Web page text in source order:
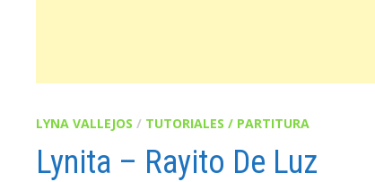
LYNA VALLEJOS / TUTORIALES / PARTITURA
Lynita – Rayito De Luz